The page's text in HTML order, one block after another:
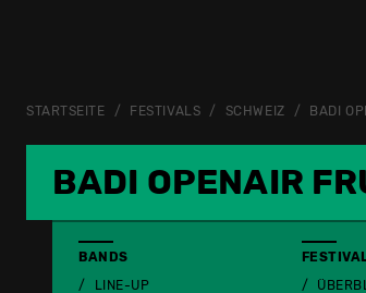
STARTSEITE FESTIVALS SCHWEIZ BADI
BADI OPENAIR
BANDS
LINE-UP